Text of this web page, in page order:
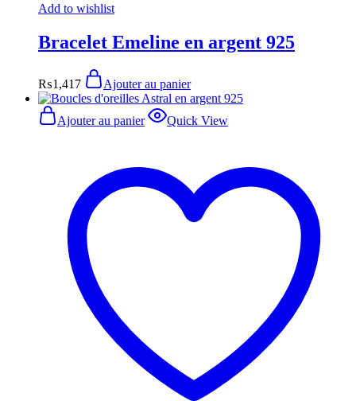
Add to wishlist
Bracelet Emeline en argent 925
₨1,417 Ajouter au panier
Ajouter au panier Quick View